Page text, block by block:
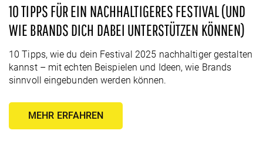
10 TIPPS FÜR EIN NACHHALTIGERES FESTIVAL (UND
WIE BRANDS DICH DABEI UNTERSTÜTZEN KÖNNEN)
10 Tipps, wie du dein Festival 2025 nachhaltiger gestalten
kannst – mit echten Beispielen und Ideen, wie Brands
sinnvoll eingebunden werden können.
MEHR ERFAHREN